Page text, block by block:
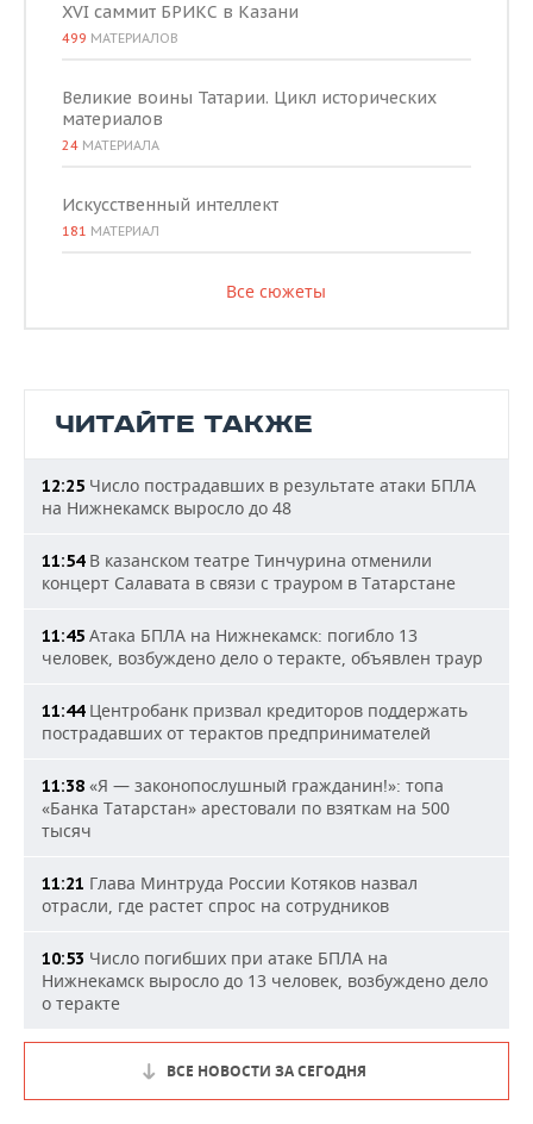
XVI саммит БРИКС в Казани
499 МАТЕРИАЛОВ
Великие воины Татарии. Цикл исторических
материалов
24 МАТЕРИАЛА
Искусственный интеллект
181 МАТЕРИАЛ
Все сюжеты
ЧИТАЙТЕ ТАКЖЕ
12:25 Число пострадавших в результате атаки БПЛА
на Нижнекамск выросло до 48
11:54В казанском театре Тинчурина отменили
концерт Салавата в связи с трауром в Татарстане
11:45 Атака БПЛА на Нижнекамск: погибло 13
человек, возбуждено дело о теракте, объявлен траур
11:44Центробанк призвал кредиторов поддержать
пострадавших от терактов предпринимателей
11:38 «Я — законопослушный гражданин!»: топа
«Банка Татарстан» арестовали по взяткам на 500
тысяч
11:21 Глава Минтруда России Котяков назвал
отрасли, где растет спрос на сотрудников
10:53 Число погибших при атаке БПЛА на
Нижнекамск выросло до 13 человек, возбуждено дело
о теракте
ВСЕ НОВОСТИ ЗА СЕГОДНЯ